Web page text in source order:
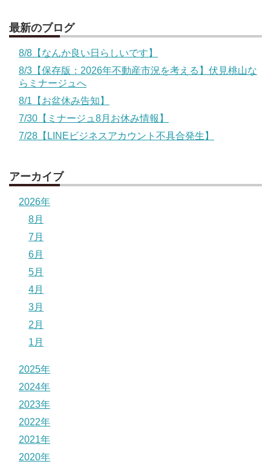
最新のブログ
8/8【なんか良い日らしいです】
8/3【保存版：2026年不動産市況を考える】伏見桃山な
らミナージュへ
8/1【お盆休み告知】
7/30【ミナージュ8月お休み情報】
7/28【LINEビジネスアカウント不具合発生】
アーカイブ
2026年
8月
7月
6月
5月
4月
3月
2月
1月
2025年
2024年
2023年
2022年
2021年
2020年